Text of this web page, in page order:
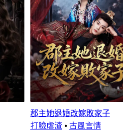
郡主她退婚改嫁敗家子
打臉虐渣⦁ 古風言情